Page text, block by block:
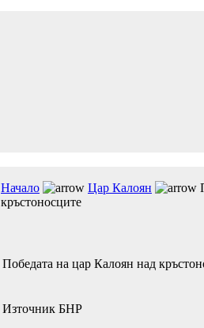
Начало Цар Калоян
кръстоносците
Победата на цар Калоян над
Източник БНР